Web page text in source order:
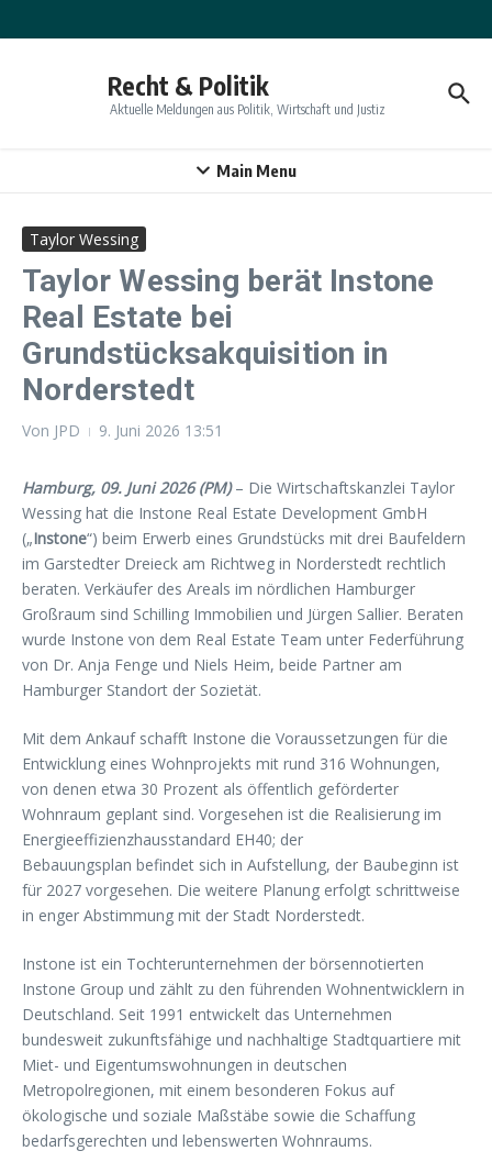
Recht & Politik
Aktuelle Meldungen aus Politik, Wirtschaft und Justiz
Main Menu
Taylor Wessing
Taylor Wessing berät Instone
Real Estate bei
Grundstücksakquisition in
Norderstedt
Von JPD 9. Juni 2026 13:51
Hamburg, 09. Juni 2026 (PM)– Die Wirtschaftskanzlei Taylor
Wessing hat die Instone Real Estate Development GmbH
(„Instone“) beim Erwerb eines Grundstücks mit drei Baufeldern
im Garstedter Dreieck am Richtweg in Norderstedt rechtlich
beraten. Verkäufer des Areals im nördlichen Hamburger
Großraum sind Schilling Immobilien und Jürgen Sallier. Beraten
wurde Instone von dem Real Estate Team unter Federführung
von Dr. Anja Fenge und Niels Heim, beide Partner am
Hamburger Standort der Sozietät.
Mit dem Ankauf schafft Instone die Voraussetzungen für die
Entwicklung eines Wohnprojekts mit rund 316 Wohnungen,
von denen etwa 30 Prozent als öffentlich geförderter
Wohnraum geplant sind. Vorgesehen ist die Realisierung im
Energieeffizienzhausstandard EH40; der
Bebauungsplan befindet sich in Aufstellung, der Baubeginn ist
für 2027 vorgesehen. Die weitere Planung erfolgt schrittweise
in enger Abstimmung mit der Stadt Norderstedt.
Instone ist ein Tochterunternehmen der börsennotierten
Instone Group und zählt zu den führenden Wohnentwicklern in
Deutschland. Seit 1991 entwickelt das Unternehmen
bundesweit zukunftsfähige und nachhaltige Stadtquartiere mit
Miet- und Eigentumswohnungen in deutschen
Metropolregionen, mit einem besonderen Fokus auf
ökologische und soziale Maßstäbe sowie die Schaffung
bedarfsgerechten und lebenswerten Wohnraums.